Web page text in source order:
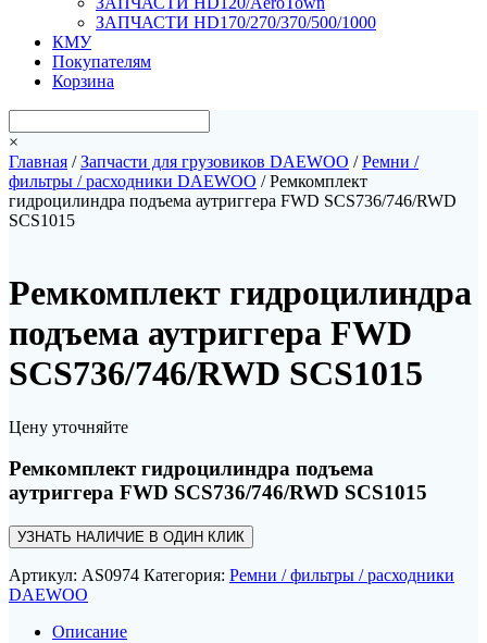
ЗАПЧАСТИ HD170/270/370/500/1000
КМУ
Покупателям
Корзина
×
Главная /Запчасти для грузовиков DAEWOO /Ремни /
фильтры / расходники DAEWOO / Ремкомплект
гидроцилиндра подъема аутриггера FWD SCS736/746/RWD
SCS1015
Ремкомплект гидроцилиндра
подъема аутриггера FWD
SCS736/746/RWD SCS1015
Цену уточняйте
Ремкомплект гидроцилиндра подъема
аутриггера FWD SCS736/746/RWD SCS1015
УЗНАТЬ НАЛИЧИЕ В ОДИН КЛИК
Артикул: AS0974 Категория: Ремни / фильтры / расходники
DAEWOO
Описание